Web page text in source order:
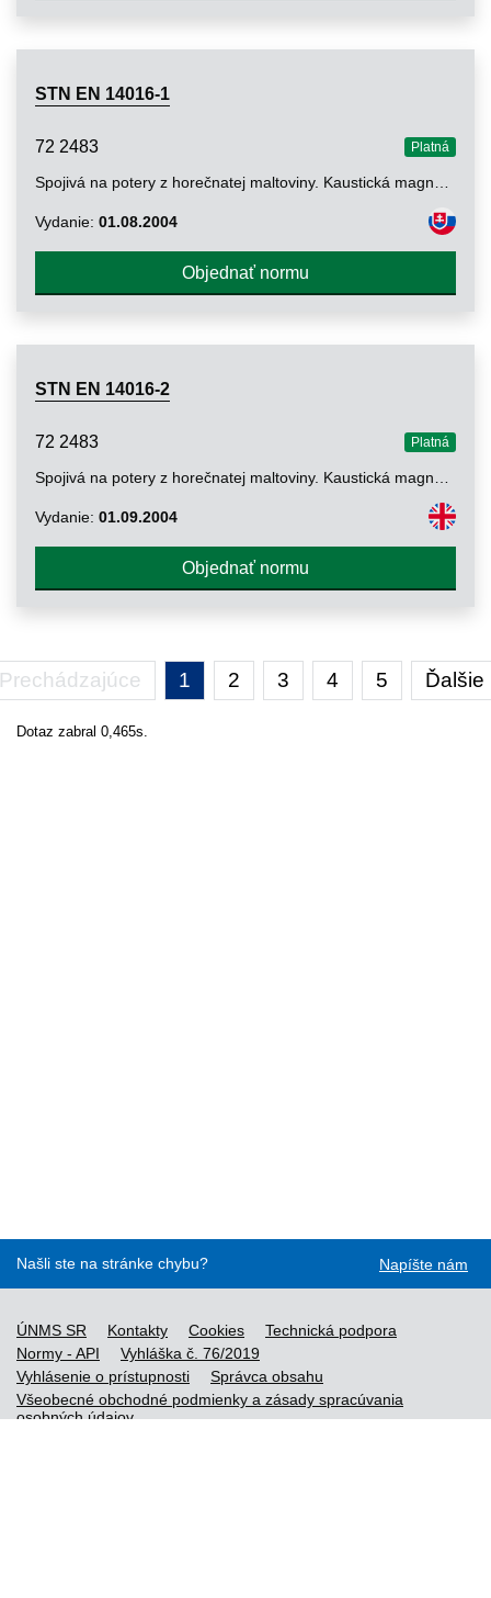
STN EN 14016-1
72 2483 Platná
Vydanie: 01.08.2004
Objednať normu
STN EN 14016-2
72 2483 Platná
Vydanie: 01.09.2004
Objednať normu
1 2 3 4 5 Ďalšie
Dotaz zabral 0,465s.
Našli ste na stránke chybu? Napíšte nám
ÚNMS SR Kontakty Cookies
Technická podpora
Normy - API
Vyhláška č. 76/2019
Vyhlásenie o prístupnosti
Správca obsahu
Všeobecné obchodné podmienky a zásady spracúvania
osobných údajov